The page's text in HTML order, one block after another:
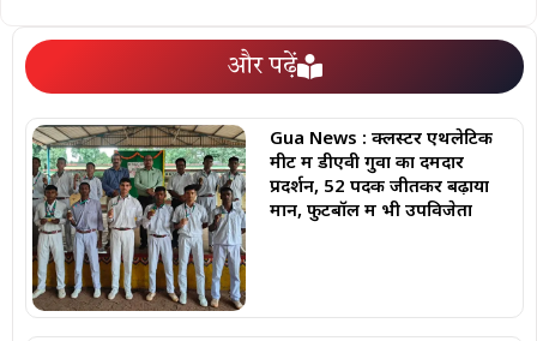
और पढ़ें
Gua News : क्लस्टर एथलेटिक
मीट में डीएवी गुवा का दमदार
प्रदर्शन, 52 पदक जीतकर बढ़ाया
मान, फुटबॉल में भी उपविजेता